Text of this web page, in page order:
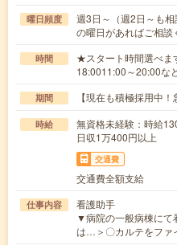
曜日頻度
週3日～（週2日～も
の曜日があればご相談
時間
★スタート時間選べま
18:0011:00～20:00な
期間 【現在も積極採用中
時給
無資格未経験：時給
日収1万400円以上
交通費
交通費全額支給
仕事内容
看護助手
▼病院の一般病棟にて
は…＞〇カルテをファ